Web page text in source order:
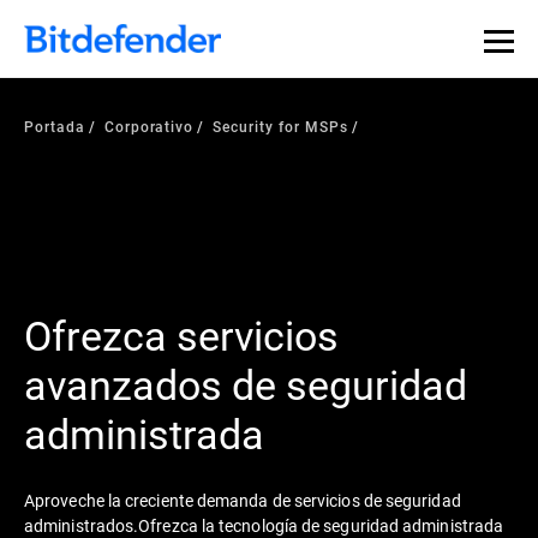
Portada Corporativo Security for MSPs
Ofrezca servicios
avanzados de seguridad
administrada
Aproveche la creciente demanda de servicios de seguridad
administrados.Ofrezca la tecnología de seguridad administrada